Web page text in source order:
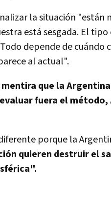
la situación "están
está sesgada. El tipo
depende de cuándo
al actual".
mentira que la
fuera el
porque la
quieren destruir el